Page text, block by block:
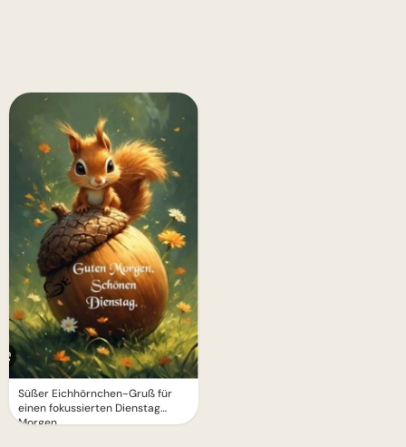
Süßer Eichhörnchen-Gruß für
einen fokussierten Dienstag
Morgen.